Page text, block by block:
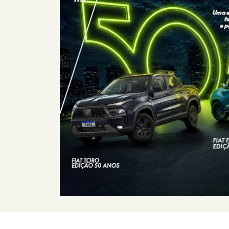
Consórcio
Fiat
Com o Consórcio Fiat, você pode
conquistar seu carro zero com
planos sem entrada e parcelas
sem juros, além de toda a
confiança que a Fiat oferece.
+